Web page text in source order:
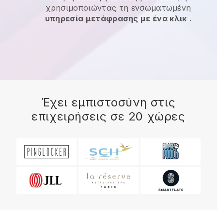
χρησιμοποιώντας τη ενσωματωμένη
υπηρεσία μετάφρασης με ένα κλικ .
Έχει εμπιστοσύνη στις
επιχειρήσεις σε 20 χώρες